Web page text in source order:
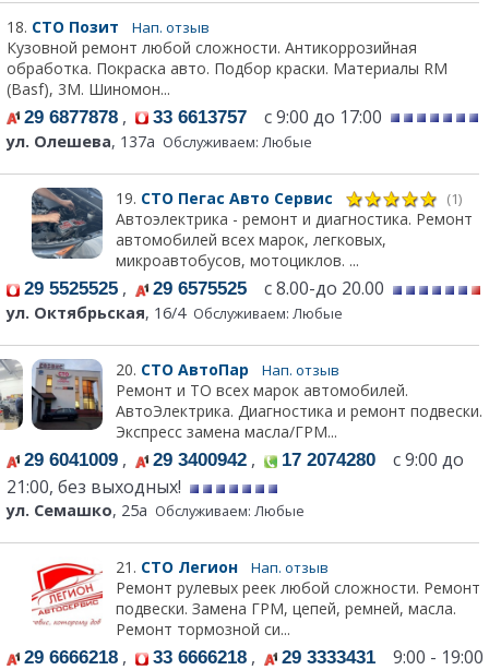
18. СТО Позит Нап. отзыв
Кузовной ремонт любой сложности. Антикоррозийная
обработка. Покраска авто. Подбор краски. Материалы RM
(Basf), 3М. Шиномон...
29 6877878 , 33 6613757 с 9:00 до 17:00
ул. Олешева, 137а Обслуживаем: Любые
19. СТО Пегас Авто Сервис (1)
Автоэлектрика - ремонт и диагностика. Ремонт
автомобилей всех марок, легковых,
микроавтобусов, мотоциклов. ...
29 5525525 , 29 6575525 с 8.00-до 20.00
ул. Октябрьская, 16/4 Обслуживаем: Любые
20. СТО АвтоПар Нап. отзыв
Ремонт и ТО всех марок автомобилей.
АвтоЭлектрика. Диагностика и ремонт подвески.
Экспресс замена масла/ГРМ...
29 6041009 , 29 3400942 , 17 2074280 с 9:00 до
21:00, без выходных!
ул. Семашко, 25а Обслуживаем: Любые
21. СТО Легион Нап. отзыв
Ремонт рулевых реек любой сложности. Ремонт
подвески. Замена ГРМ, цепей, ремней, масла.
Ремонт тормозной си...
29 6666218 , 33 6666218 , 29 3333431 9:00 - 19:00